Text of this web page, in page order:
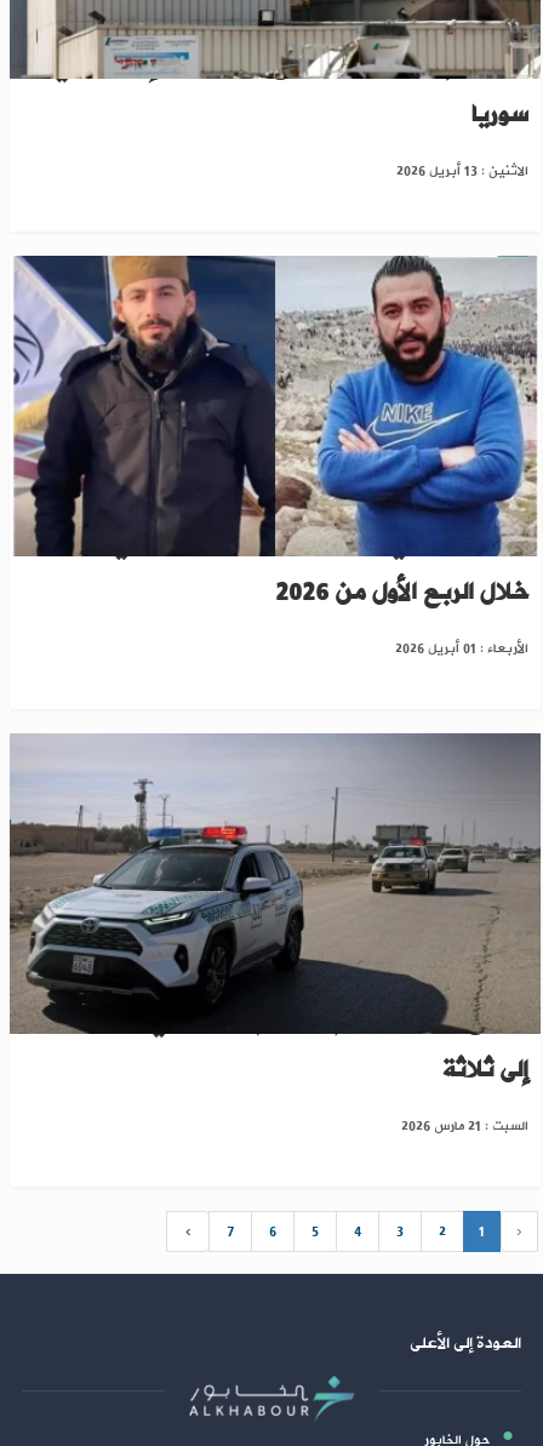
فرنسا: إدانة شركة “لافارج” بتمويل “الإرهاب” في
سوريا
الاثنين : 13 أبريل 2026
تقرير حقوقي: 268 مدنياً ضحايا القتل في سوريا
خلال الربع الأول من 2026
الأربعاء : 01 أبريل 2026
ارتفاع ضحايا هجوم لتنظيم داعش في ريف حلب
إلى ثلاثة
السبت : 21 مارس 2026
‹
1
2
3
4
5
6
7
›
العودة إلى الأعلى
حول الخابور